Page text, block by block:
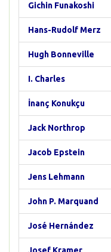
Gichin Funakoshi
Hans-Rudolf Merz
Hugh Bonneville
I. Charles
İnanç Konukçu
Jack Northrop
Jacob Epstein
Jens Lehmann
John P. Marquand
José Hernández